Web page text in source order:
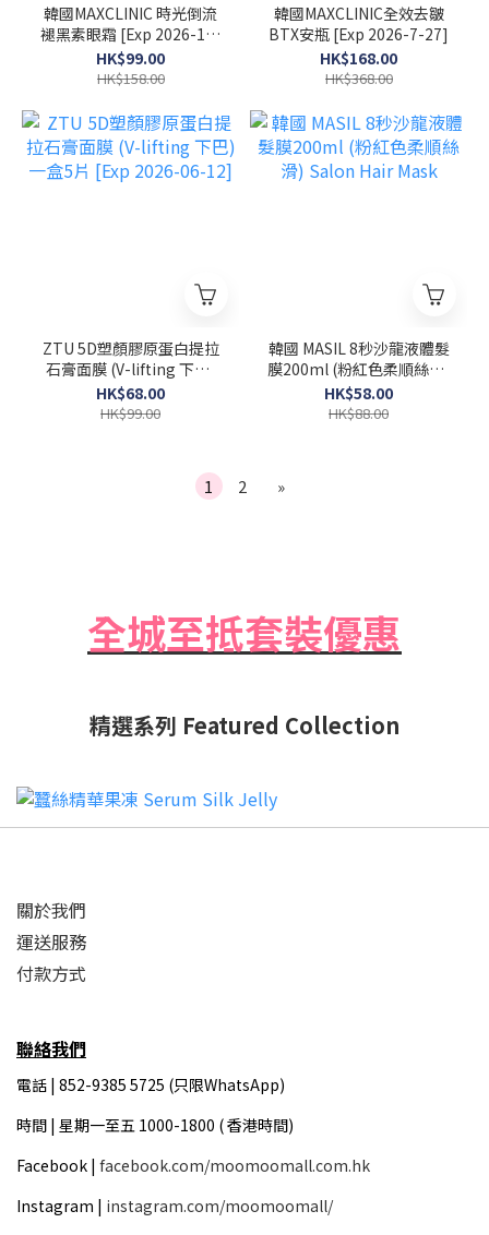
韓國MAXCLINIC 時光倒流
褪黑素眼霜 [Exp 2026-12-
13]
HK$99.00
HK$158.00
韓國MAXCLINIC全效去皺
BTX安瓶 [Exp 2026-7-27]
HK$168.00
HK$368.00
ZTU 5D塑顏膠原蛋白提拉
石膏面膜 (V-lifting 下巴)
一盒5片 [Exp 2026-06-12]
HK$68.00
HK$99.00
韓國 MASIL 8秒沙龍液體髮
膜200ml (粉紅色柔順絲滑)
Salon Hair Mask
HK$58.00
HK$88.00
1 2 »
全城至抵套裝優惠
精選系列 Featured Collection
關於我們
運送服務
付款方式
聯絡我們
電話 | 852-9385 5725 (只限WhatsApp)
時間 | 星期一至五 1000-1800 ( 香港時間)
Facebook | facebook.com/moomoomall.com.hk
Instagram | instagram.com/moomoomall/